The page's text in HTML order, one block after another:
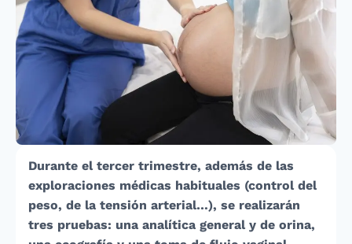
Durante el tercer trimestre, además de las
exploraciones médicas habituales (control del
peso, de la tensión arterial…), se realizarán
tres pruebas: una analítica general y de orina,